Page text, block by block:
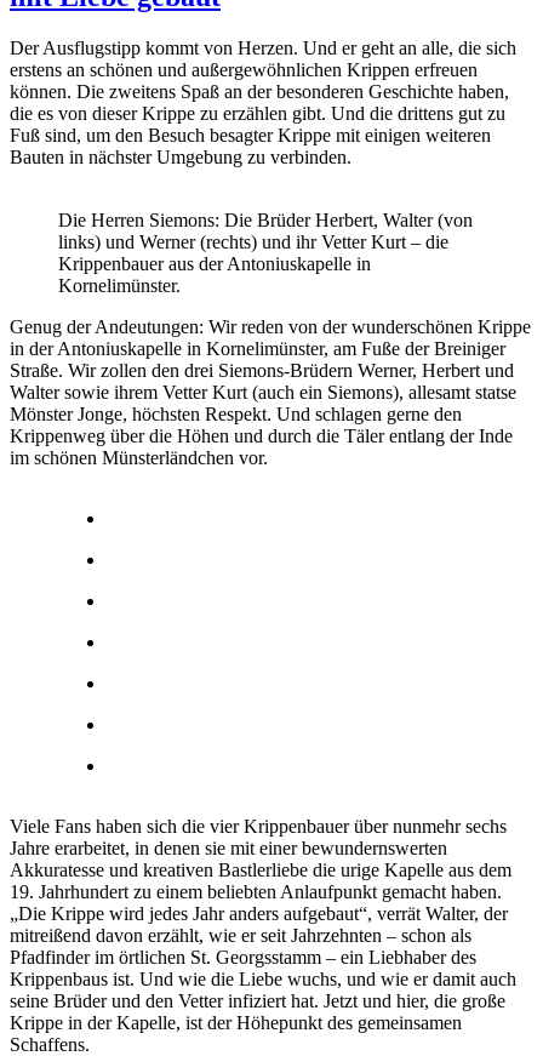
Der Ausflugstipp kommt von Herzen. Und er geht an alle, die sich
erstens an schönen und außergewöhnlichen Krippen erfreuen
können. Die zweitens Spaß an der besonderen Geschichte haben,
die es von dieser Krippe zu erzählen gibt. Und die drittens gut zu
Fuß sind, um den Besuch besagter Krippe mit einigen weiteren
Bauten in nächster Umgebung zu verbinden.
Die Herren Siemons: Die Brüder Herbert, Walter (von
links) und Werner (rechts) und ihr Vetter Kurt – die
Krippenbauer aus der Antoniuskapelle in
Kornelimünster.
Genug der Andeutungen: Wir reden von der wunderschönen Krippe
in der Antoniuskapelle in Kornelimünster, am Fuße der Breiniger
Straße. Wir zollen den drei Siemons-Brüdern Werner, Herbert und
Walter sowie ihrem Vetter Kurt (auch ein Siemons), allesamt statse
Mönster Jonge, höchsten Respekt. Und schlagen gerne den
Krippenweg über die Höhen und durch die Täler entlang der Inde
im schönen Münsterländchen vor.
Viele Fans haben sich die vier Krippenbauer über nunmehr sechs
Jahre erarbeitet, in denen sie mit einer bewundernswerten
Akkuratesse und kreativen Bastlerliebe die urige Kapelle aus dem
19. Jahrhundert zu einem beliebten Anlaufpunkt gemacht haben.
„Die Krippe wird jedes Jahr anders aufgebaut“, verrät Walter, der
mitreißend davon erzählt, wie er seit Jahrzehnten – schon als
Pfadfinder im örtlichen St. Georgsstamm – ein Liebhaber des
Krippenbaus ist. Und wie die Liebe wuchs, und wie er damit auch
seine Brüder und den Vetter infiziert hat. Jetzt und hier, die große
Krippe in der Kapelle, ist der Höhepunkt des gemeinsamen
Schaffens.